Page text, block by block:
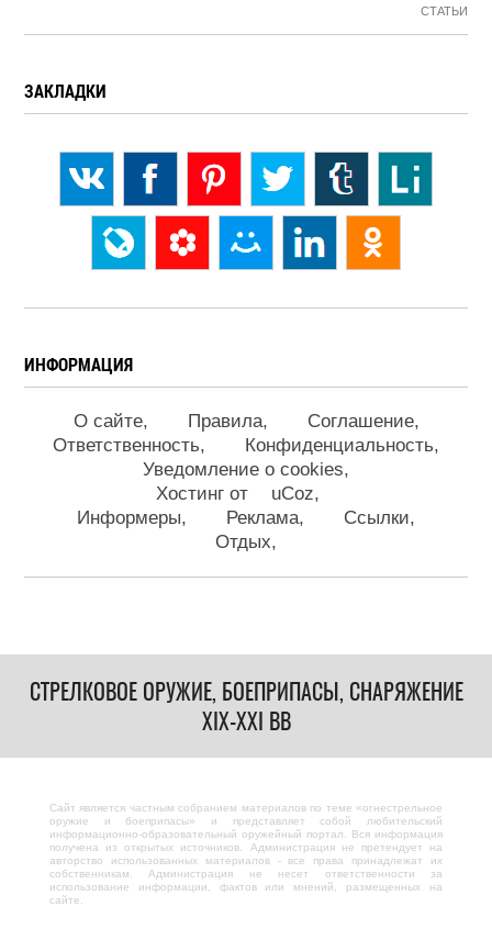
СТАТЬИ
ЗАКЛАДКИ
ИНФОРМАЦИЯ
О сайте Правила
Соглашение
Ответственность
Конфиденциальность
Уведомление о cookies
Хостинг от
uCoz
Информеры
Реклама
Ссылки
Отдых
СТРЕЛКОВОЕ ОРУЖИЕ, БОЕПРИПАСЫ, СНАРЯЖЕНИЕ
XIX-XXI ВВ
Сайт является частным собранием материалов по теме «огнестрельное
оружие и боеприпасы» и представляет собой любительский
информационно-образовательный оружейный портал. Вся информация
получена из открытых источников. Администрация не претендует на
авторство использованных материалов - все права принадлежат их
собственникам. Администрация не несет ответственности за
использование информации, фактов или мнений, размещенных на
сайте.